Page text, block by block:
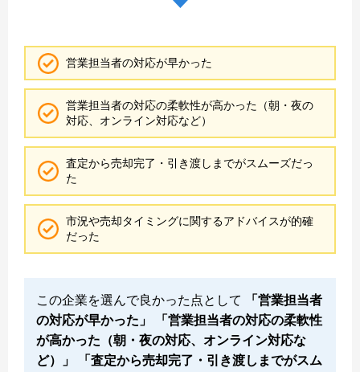
営業担当者の対応が早かった
営業担当者の対応の柔軟性が高かった（朝・夜の
対応、オンライン対応など）
査定から売却完了・引き渡しまでがスムーズだっ
た
市況や売却タイミングに関するアドバイスが的確
だった
この企業を選んで良かった点として
「営業担当者
の対応が早かった」 「営業担当者の対応の柔軟性
が高かった（朝・夜の対応、オンライン対応な
ど）」 「査定から売却完了・引き渡しまでがスム